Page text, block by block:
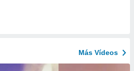
Más Vídeos